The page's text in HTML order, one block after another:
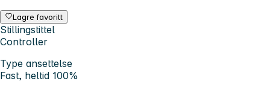
Lagre favoritt
Stillingstittel
Controller
Type ansettelse
Fast, heltid 100%